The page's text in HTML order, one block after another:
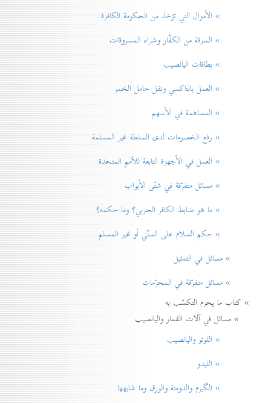
» الأموال التي تؤخذ من الحكومة الكافرة
» السرقة من الكفّار وشراء المسروقات
» بطاقات اليانصيب
» العمل بالتاكسي ونقل حامل الخمر
» المساهمة في الأسهم
» رفع الخصومات لدی السلطة غير المسلمة
» العمل في الأجهزة التابعة للاُمم المتحدة
» مسائل متفرّقة في شتّی الأبواب
» ما هو ضابط الكافر الحربي؟ وما حكمه؟
» حكم السلام علی السنّي أو غير المسلم
» مسائل في التمثيل
» مسائل متفرّقة في المحرّمات
» كتاب ما يحرم التكسّب به
» مسائل في آلات القمار واليانصيب
» اللوتو واليانصيب
» الليدو
» الگيرم والدومنة والورق وما شابهها